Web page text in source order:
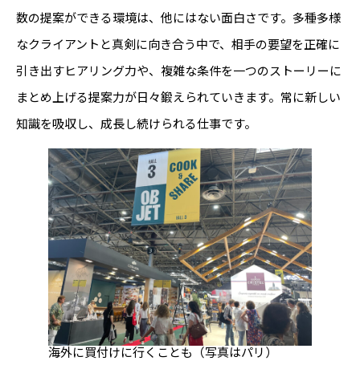
数の提案ができる環境は、他にはない面白さです。多種多様
なクライアントと真剣に向き合う中で、相手の要望を正確に
引き出すヒアリング力や、複雑な条件を一つのストーリーに
まとめ上げる提案力が日々鍛えられていきます。常に新しい
知識を吸収し、成長し続けられる仕事です。
海外に買付けに行くことも（写真はパリ）